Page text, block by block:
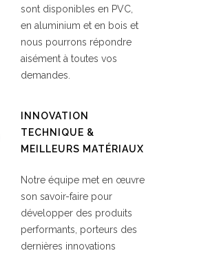
sont disponibles en PVC,
en aluminium et en bois et
nous pourrons répondre
aisément à toutes vos
demandes.
INNOVATION
TECHNIQUE &
MEILLEURS MATÉRIAUX
Notre équipe met en œuvre
son savoir-faire pour
développer des produits
performants, porteurs des
dernières innovations